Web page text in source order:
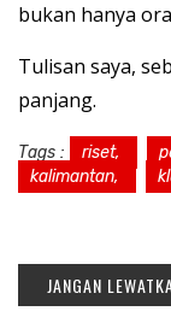
bukan hanya
Tulisan saya,
panjang.
Tags : riset,
kalimantan,
JANGAN